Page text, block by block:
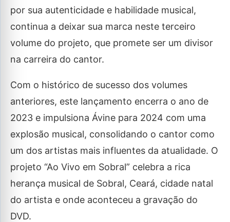
por sua autenticidade e habilidade musical,
continua a deixar sua marca neste terceiro
volume do projeto, que promete ser um divisor
na carreira do cantor.
Com o histórico de sucesso dos volumes
anteriores, este lançamento encerra o ano de
2023 e impulsiona Ávine para 2024 com uma
explosão musical, consolidando o cantor como
um dos artistas mais influentes da atualidade. O
projeto “Ao Vivo em Sobral” celebra a rica
herança musical de Sobral, Ceará, cidade natal
do artista e onde aconteceu a gravação do
DVD.